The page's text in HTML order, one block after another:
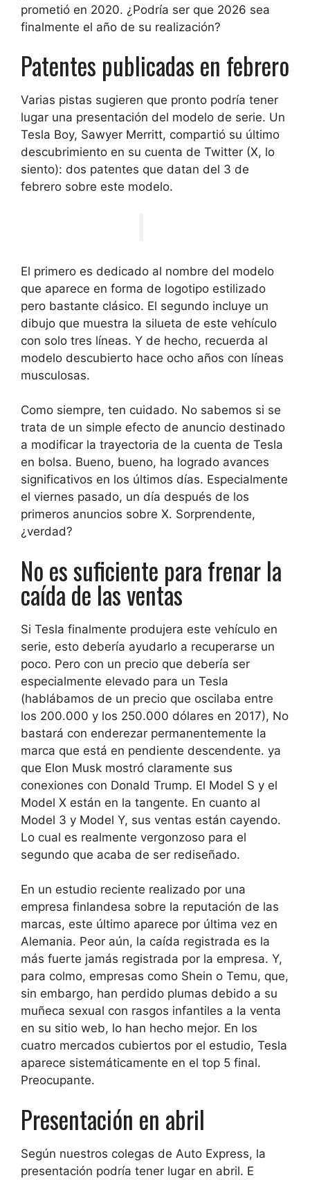
prometió en 2020. ¿Podría ser que 2026 sea
finalmente el año de su realización?
Patentes publicadas en febrero
Varias pistas sugieren que pronto podría tener
lugar una presentación del modelo de serie. Un
Tesla Boy, Sawyer Merritt, compartió su último
descubrimiento en su cuenta de Twitter (X, lo
siento): dos patentes que datan del 3 de
febrero sobre este modelo.
El primero es dedicado al nombre del modelo
que aparece en forma de logotipo estilizado
pero bastante clásico. El segundo incluye un
dibujo que muestra la silueta de este vehículo
con solo tres líneas. Y de hecho, recuerda al
modelo descubierto hace ocho años con líneas
musculosas.
Como siempre, ten cuidado. No sabemos si se
trata de un simple efecto de anuncio destinado
a modificar la trayectoria de la cuenta de Tesla
en bolsa. Bueno, bueno, ha logrado avances
significativos en los últimos días. Especialmente
el viernes pasado, un día después de los
primeros anuncios sobre X. Sorprendente,
¿verdad?
No es suficiente para frenar la
caída de las ventas
Si Tesla finalmente produjera este vehículo en
serie, esto debería ayudarlo a recuperarse un
poco. Pero con un precio que debería ser
especialmente elevado para un Tesla
(hablábamos de un precio que oscilaba entre
los 200.000 y los 250.000 dólares en 2017), No
bastará con enderezar permanentemente la
marca que está en pendiente descendente. ya
que Elon Musk mostró claramente sus
conexiones con Donald Trump. El Model S y el
Model X están en la tangente. En cuanto al
Model 3 y Model Y, sus ventas están cayendo.
Lo cual es realmente vergonzoso para el
segundo que acaba de ser rediseñado.
En un estudio reciente realizado por una
empresa finlandesa sobre la reputación de las
marcas, este último aparece por última vez en
Alemania. Peor aún, la caída registrada es la
más fuerte jamás registrada por la empresa. Y,
para colmo, empresas como Shein o Temu, que,
sin embargo, han perdido plumas debido a su
muñeca sexual con rasgos infantiles a la venta
en su sitio web, lo han hecho mejor. En los
cuatro mercados cubiertos por el estudio, Tesla
aparece sistemáticamente en el top 5 final.
Preocupante.
Presentación en abril
Según nuestros colegas de Auto Express, la
presentación podría tener lugar en abril. E